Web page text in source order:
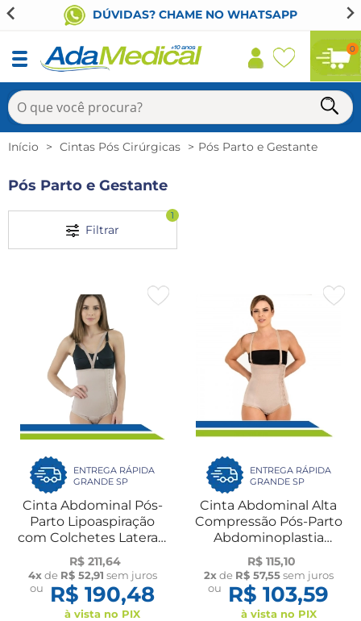
DÚVIDAS? CHAME NO WHATSAPP
0
Início Cintas Pós Cirúrgicas Pós Parto e Gestante
Pós Parto e Gestante
Filtrar
1
ENTREGA RÁPIDA
GRANDE SP
Cinta Abdominal Pós-
Parto Lipoaspiração
com Colchetes Laterais
e Alça Destacável 2003
Macom
R$ 211,64
4xde R$ 52,91 sem juros
ou
R$ 190,48
à vista no PIX
ENTREGA RÁPIDA
GRANDE SP
Cinta Abdominal Alta
Compressão Pós-Parto
Abdominoplastia
Compressora com
Fecho Lateral e Alça
Destacável Cód. 60608
New Form
R$ 115,10
2xde R$ 57,55sem juros
ou
R$ 103,59
à vista no PIX